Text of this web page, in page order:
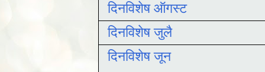
दिनविशेष ऑगस्ट
दिनविशेष जुलै
दिनविशेष जून